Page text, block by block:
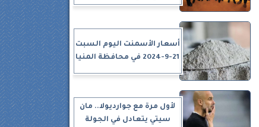
أسعار الأسمنت اليوم السبت
21-9-2024 في محافظة المنيا
لأول مرة مع جوارديولا.. مان
سيتي يتعادل في الجولة